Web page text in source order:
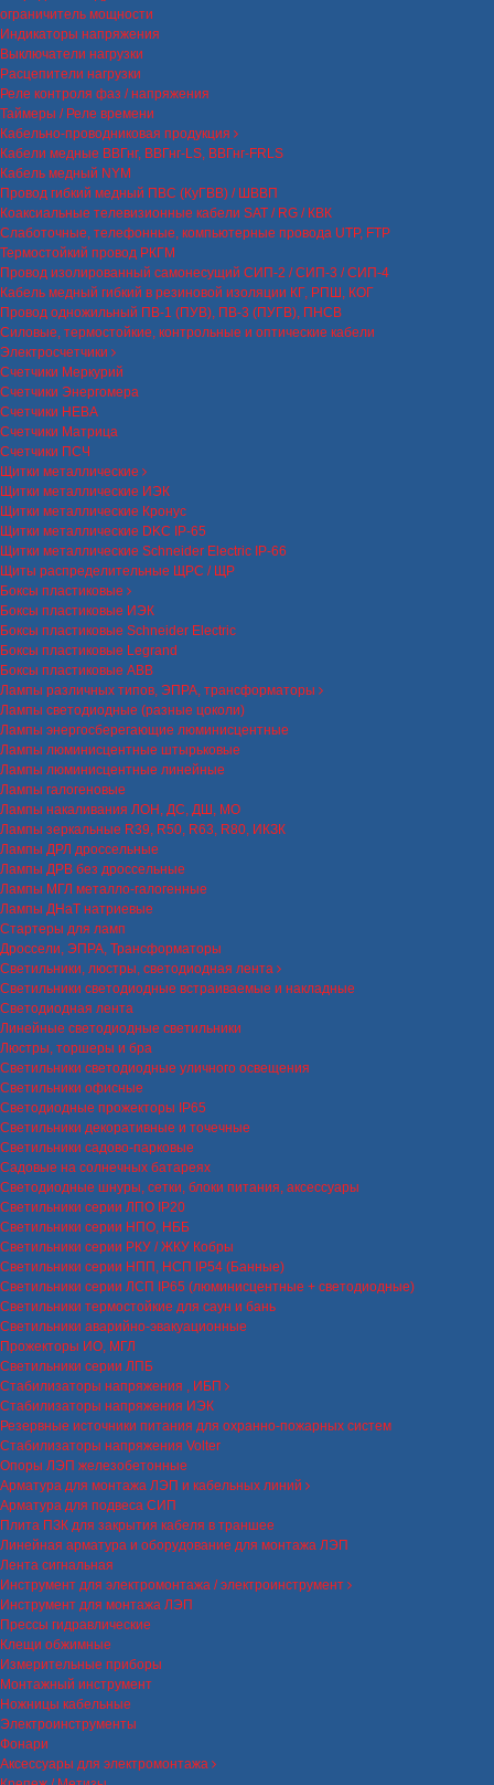
ограничитель мощности
Индикаторы напряжения
Выключатели нагрузки
Расцепители нагрузки
Реле контроля фаз / напряжения
Таймеры / Реле времени
Кабельно-проводниковая продукция
Кабели медные ВВГнг, ВВГнг-LS, ВВГнг-FRLS
Кабель медный NYM
Провод гибкий медный ПВС (КуГВВ) / ШВВП
Коаксиальные телевизионные кабели SAT / RG / КВК
Слаботочные, телефонные, компьютерные провода UTP, FTP
Термостойкий провод РКГМ
Провод изолированный самонесущий СИП-2 / СИП-3 / СИП-4
Кабель медный гибкий в резиновой изоляции КГ, РПШ, КОГ
Провод одножильный ПВ-1 (ПУВ), ПВ-3 (ПУГВ), ПНСВ
Силовые, термостойкие, контрольные и оптические кабели
Электросчетчики
Счетчики Меркурий
Счетчики Энергомера
Счетчики НЕВА
Счетчики Матрица
Счетчики ПСЧ
Щитки металлические
Щитки металлические ИЭК
Щитки металлические Кронус
Щитки металлические DKC IP-65
Щитки металлические Schneider Electric IP-66
Щиты распределительные ЩРС / ЩР
Боксы пластиковые
Боксы пластиковые ИЭК
Боксы пластиковые Schneider Electric
Боксы пластиковые Legrand
Боксы пластиковые ABB
Лампы различных типов, ЭПРА, трансформаторы
Лампы светодиодные (разные цоколи)
Лампы энергосберегающие люминисцентные
Лампы люминисцентные штырьковые
Лампы люминисцентные линейные
Лампы галогеновые
Лампы накаливания ЛОН, ДС, ДШ, МО
Лампы зеркальные R39, R50, R63, R80, ИКЗК
Лампы ДРЛ дроссельные
Лампы ДРВ без дроссельные
Лампы МГЛ металло-галогенные
Лампы ДНаТ натриевые
Стартеры для ламп
Дроссели, ЭПРА, Трансформаторы
Светильники, люстры, светодиодная лента
Светильники светодиодные встраиваемые и накладные
Светодиодная лента
Линейные светодиодные светильники
Люстры, торшеры и бра
Светильники светодиодные уличного освещения
Светильники офисные
Светодиодные прожекторы IP65
Светильники декоративные и точечные
Светильники садово-парковые
Садовые на солнечных батареях
Светодиодные шнуры, сетки, блоки питания, аксессуары
Светильники серии ЛПО IP20
Светильники серии НПО, НББ
Светильники серии РКУ / ЖКУ Кобры
Светильники серии НПП, НСП IP54 (Банные)
Светильники серии ЛСП IP65 (люминисцентные + светодиодные)
Светильники термостойкие для саун и бань
Светильники аварийно-эвакуационные
Прожекторы ИО, МГЛ
Светильники серии ЛПБ
Стабилизаторы напряжения , ИБП
Стабилизаторы напряжения ИЭК
Резервные источники питания для охранно-пожарных систем
Стабилизаторы напряжения Volter
Опоры ЛЭП железобетонные
Арматура для монтажа ЛЭП и кабельных линий
Арматура для подвеса СИП
Плита ПЗК для закрытия кабеля в траншее
Линейная арматура и оборудование для монтажа ЛЭП
Лента сигнальная
Инструмент для электромонтажа / электроинструмент
Инструмент для монтажа ЛЭП
Прессы гидравлические
Клещи обжимные
Измерительные приборы
Монтажный инструмент
Ножницы кабельные
Электроинструменты
Фонари
Аксессуары для электромонтажа